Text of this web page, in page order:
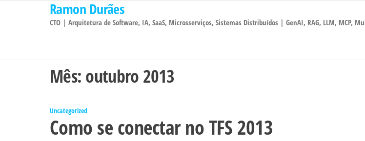
Ramon Durães
CTO | Arquitetura de Software, IA, SaaS, Microsserviços, Sistemas Distribuídos | GenAI, RAG, LLM, MCP,
Mês: outubro 2013
Uncategorized
Como se conectar no TFS 2013